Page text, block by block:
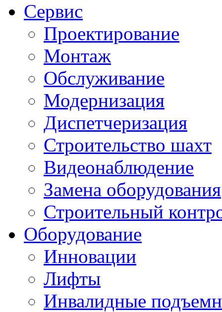
Сервис
Проектирование
Монтаж
Обслуживание
Модернизация
Диспетчеризация
Строительство шахт
Видеонаблюдение
Замена оборудования
Строительный
Оборудование
Инновации
Лифты
Инвалидные